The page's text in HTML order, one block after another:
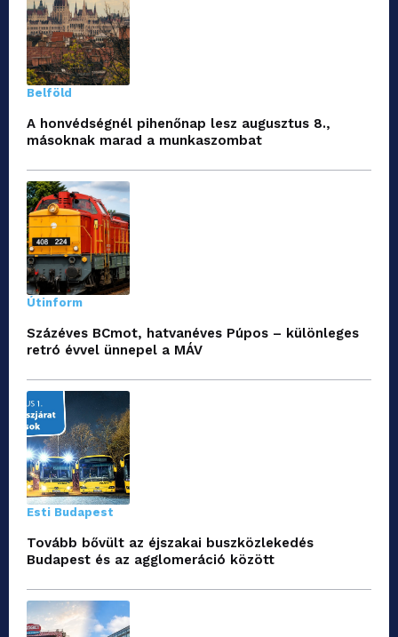
Belföld
A honvédségnél pihenőnap lesz augusztus 8.,
másoknak marad a munkaszombat
Útinform
Százéves BCmot, hatvanéves Púpos – különleges
retró évvel ünnepel a MÁV
Esti Budapest
Tovább bővült az éjszakai buszközlekedés
Budapest és az agglomeráció között